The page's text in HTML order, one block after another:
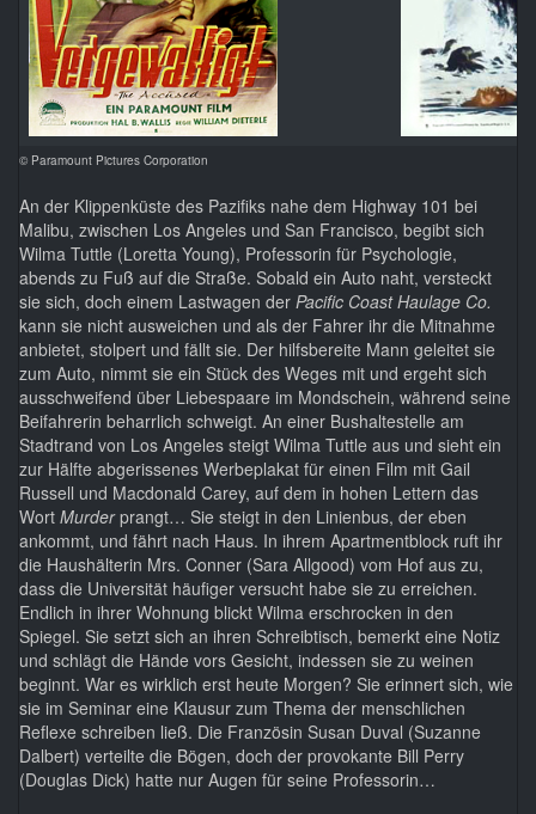
© Paramount Pictures Corporation
An der Klippenküste des Pazifiks nahe dem Highway 101 bei
Malibu, zwischen Los Angeles und San Francisco, begibt sich
Wilma Tuttle (Loretta Young), Professorin für Psychologie,
abends zu Fuß auf die Straße. Sobald ein Auto naht, versteckt
sie sich, doch einem Lastwagen der Pacific Coast Haulage Co.
kann sie nicht ausweichen und als der Fahrer ihr die Mitnahme
anbietet, stolpert und fällt sie. Der hilfsbereite Mann geleitet sie
zum Auto, nimmt sie ein Stück des Weges mit und ergeht sich
ausschweifend über Liebespaare im Mondschein, während seine
Beifahrerin beharrlich schweigt. An einer Bushaltestelle am
Stadtrand von Los Angeles steigt Wilma Tuttle aus und sieht ein
zur Hälfte abgerissenes Werbeplakat für einen Film mit Gail
Russell und Macdonald Carey, auf dem in hohen Lettern das
Wort Murderprangt… Sie steigt in den Linienbus, der eben
ankommt, und fährt nach Haus. In ihrem Apartmentblock ruft ihr
die Haushälterin Mrs. Conner (Sara Allgood) vom Hof aus zu,
dass die Universität häufiger versucht habe sie zu erreichen.
Endlich in ihrer Wohnung blickt Wilma erschrocken in den
Spiegel. Sie setzt sich an ihren Schreibtisch, bemerkt eine Notiz
und schlägt die Hände vors Gesicht, indessen sie zu weinen
beginnt. War es wirklich erst heute Morgen? Sie erinnert sich, wie
sie im Seminar eine Klausur zum Thema der menschlichen
Reflexe schreiben ließ. Die Französin Susan Duval (Suzanne
Dalbert) verteilte die Bögen, doch der provokante Bill Perry
(Douglas Dick) hatte nur Augen für seine Professorin…